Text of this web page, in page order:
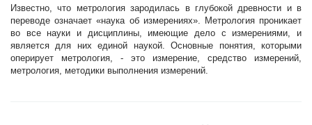
Известно, что метрология зародилась в глубокой древности и в
переводе означает «наука об измерениях». Метрология проникает
во все науки и дисциплины, имеющие дело с измерениями, и
является для них единой наукой. Основные понятия, которыми
оперирует метрология, - это измерение, средство измерений,
метрология, методики выполнения измерений.